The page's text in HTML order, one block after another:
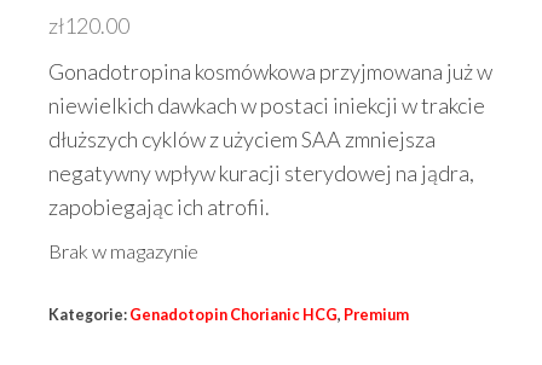
zł120.00
Gonadotropina kosmówkowa przyjmowana już w
niewielkich dawkach w postaci iniekcji w trakcie
dłuższych cyklów z użyciem SAA zmniejsza
negatywny wpływ kuracji sterydowej na jądra,
zapobiegając ich atrofii.
Brak w magazynie
Kategorie: Genadotopin Chorianic HCG, Premium